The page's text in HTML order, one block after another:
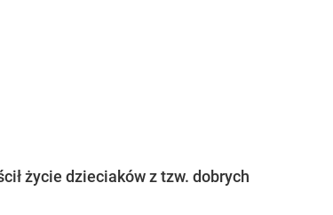
życie dzieciaków z tzw. dobrych